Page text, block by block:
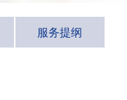
服务提纲